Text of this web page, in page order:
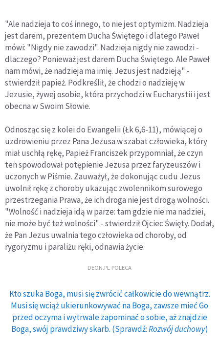
"Ale nadzieja to coś innego, to nie jest optymizm. Nadzieja
jest darem, prezentem Ducha Świętego i dlatego Paweł
mówi: "Nigdy nie zawodzi". Nadzieja nigdy nie zawodzi -
dlaczego? Ponieważ jest darem Ducha Świętego. Ale Paweł
nam mówi, że nadzieja ma imię. Jezus jest nadzieją" -
stwierdził papież. Podkreślił, że chodzi o nadzieję w
Jezusie, żywej osobie, która przychodzi w Eucharystii i jest
obecna w Swoim Słowie.
Odnosząc się z kolei do Ewangelii (Łk 6,6-11), mówiącej o
uzdrowieniu przez Pana Jezusa w szabat człowieka, który
miał uschłą rękę, Papież Franciszek przypomniał, że czyn
ten spowodował potępienie Jezusa przez faryzeuszów i
uczonych w Piśmie. Zauważył, że dokonując cudu Jezus
uwolnił rękę z choroby ukazując zwolennikom surowego
przestrzegania Prawa, że ich droga nie jest drogą wolności.
"Wolność i nadzieja idą w parze: tam gdzie nie ma nadziei,
nie może być też wolności" - stwierdził Ojciec Święty. Dodał,
że Pan Jezus uwalnia tego człowieka od choroby, od
rygoryzmu i paraliżu ręki, odnawia życie.
DEON.PL POLECA
Kto szuka Boga, musi się zwrócić całkowicie do wewnątrz.
Musi się wciąż ukierunkowywać na Boga, zawsze mieć Go
przed oczyma i wytrwale zapominać o sobie, aż znajdzie
Boga, swój prawdziwy skarb. (Sprawdź:Rozwój duchowy)